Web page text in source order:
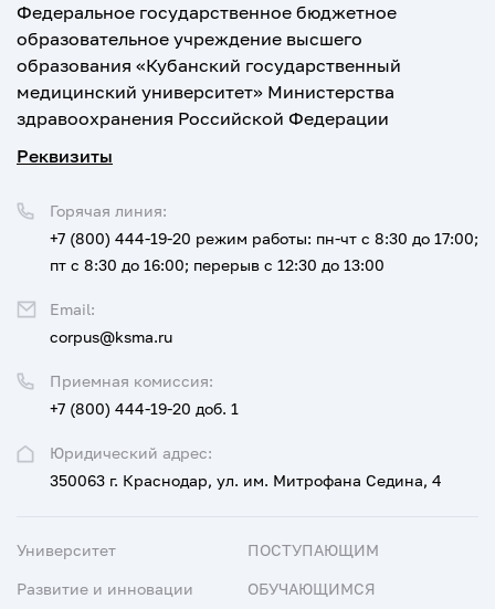
Федеральное государственное бюджетное
образовательное учреждение высшего
образования «Кубанский государственный
медицинский университет» Министерства
здравоохранения Российской Федерации
Реквизиты
Юридический адрес:
350063 г. Краснодар, ул. им. Митрофана Седина, 4
Приемная комиссия:
+7 (800) 444-19-20 доб. 1
Горячая линия:
+7 (800) 444-19-20 режим работы: пн-чт с 8:30 до 17:00;
пт с 8:30 до 16:00; перерыв с 12:30 до 13:00
Email:
corpus@ksma.ru
Университет
Развитие и инновации
ПОСТУПАЮЩИМ
ОБУЧАЮЩИМСЯ